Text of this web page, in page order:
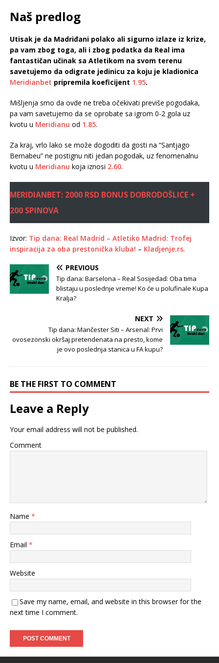
Naš predlog
Utisak je da Madriđani polako ali sigurno izlaze iz krize,
pa vam zbog toga, ali i zbog podatka da Real ima
fantastičan učinak sa Atletikom na svom terenu
savetujemo da odigrate jedinicu za koju je kladionica
Meridianbet pripremila koeficijent 1.95.
Mišljenja smo da ovde ne treba očekivati previše pogodaka,
pa vam savetujemo da se oprobate sa igrom 0-2 gola uz
kvotu u Meridianu od 1.85.
Za kraj, vrlo lako se može dogoditi da gosti na “Santjago
Bernabeu” ne postignu niti jedan pogodak, uz fenomenalnu
kvotu u Meridianu koja iznosi 2.60.
MERIDIANBET: 2000 RSD BONUS DOBRODOŠLICE +
200 SPINOVA
Izvor: Tip dana: Real Madrid – Atletiko Madrid: Trofej
inspiracija za oba prestonička kluba! – Kladjenje.rs.
PREVIOUS
Tip dana: Barselona – Real Sosijedad: Oba tima
blistaju u poslednje vreme! Ko će u polufinale Kupa
Kralja?
NEXT
Tip dana: Mančester Siti – Arsenal: Prvi
ovosezonski okršaj pretendenata na presto, kome
je ovo poslednja stanica u FA kupu?
BE THE FIRST TO COMMENT
Leave a Reply
Your email address will not be published.
Comment
Name *
Email *
Website
Save my name, email, and website in this browser for the
next time I comment.